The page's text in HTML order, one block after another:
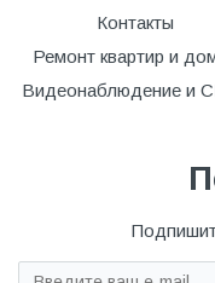
Контакты
Ремонт квартир и
Видеонаблюдение и